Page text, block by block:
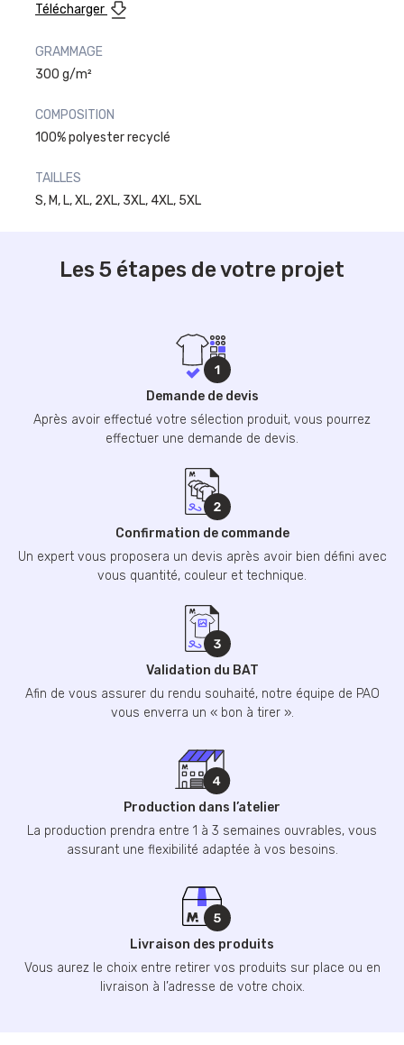
Télécharger
GRAMMAGE
300 g/m²
COMPOSITION
100% polyester recyclé
TAILLES
S, M, L, XL, 2XL, 3XL, 4XL, 5XL
Les 5 étapes de votre projet
Demande de devis
Après avoir effectué votre sélection produit, vous pourrez
effectuer une demande de devis.
Confirmation de commande
Un expert vous proposera un devis après avoir bien défini avec
vous quantité, couleur et technique.
Validation du BAT
Afin de vous assurer du rendu souhaité, notre équipe de PAO
vous enverra un « bon à tirer ».
Production dans l’atelier
La production prendra entre 1 à 3 semaines ouvrables, vous
assurant une flexibilité adaptée à vos besoins.
Livraison des produits
Vous aurez le choix entre retirer vos produits sur place ou en
livraison à l’adresse de votre choix.